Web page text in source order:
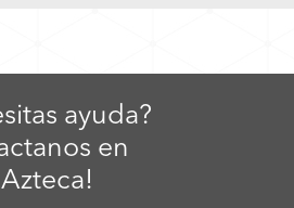
ayuda?
en